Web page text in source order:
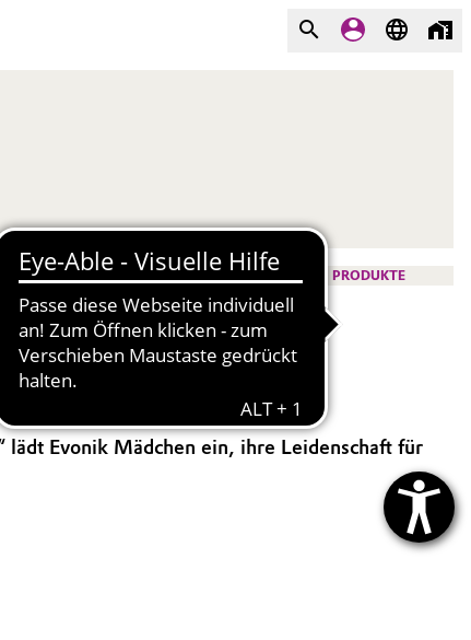
PRODUKTE
technisch interessierte
Evonik Mädchen ein, ihre Leidenschaft für